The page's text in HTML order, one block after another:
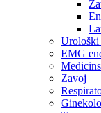
Urološki
EMG
Zavoj